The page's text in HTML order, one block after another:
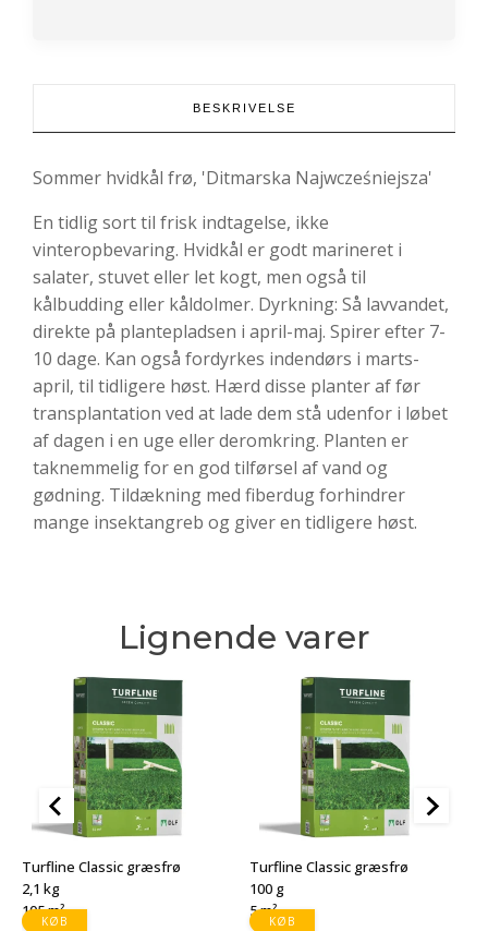
BESKRIVELSE
Sommer hvidkål frø, 'Ditmarska Najwcześniejsza'
En tidlig sort til frisk indtagelse, ikke
vinteropbevaring. Hvidkål er godt marineret i
salater, stuvet eller let kogt, men også til
kålbudding eller kåldolmer. Dyrkning: Så lavvandet,
direkte på plantepladsen i april-maj. Spirer efter 7-
10 dage. Kan også fordyrkes indendørs i marts-
april, til tidligere høst. Hærd disse planter af før
transplantation ved at lade dem stå udenfor i løbet
af dagen i en uge eller deromkring. Planten er
taknemmelig for en god tilførsel af vand og
gødning. Tildækning med fiberdug forhindrer
mange insektangreb og giver en tidligere høst.
Lignende varer
KØB
Turfline Classic græsfrø
2,1 kg
105 m²
KØB
Turfline Classic græsfrø
100 g
5 m²